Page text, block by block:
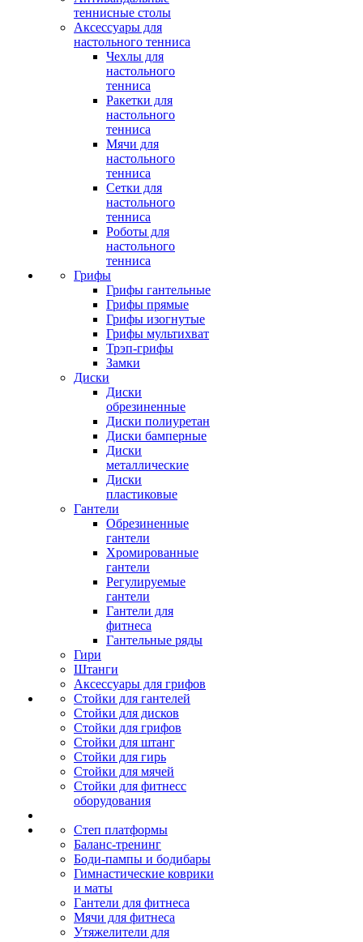
теннисные столы
Аксессуары для
настольного тенниса
Чехлы для
настольного
тенниса
Ракетки для
настольного
тенниса
Мячи для
настольного
тенниса
Сетки для
настольного
тенниса
Роботы для
настольного
тенниса
Грифы
Грифы гантельные
Грифы прямые
Грифы изогнутые
Грифы мультихват
Трэп-грифы
Замки
Диски
Диски
обрезиненные
Диски полиуретан
Диски бамперные
Диски
металлические
Диски
пластиковые
Гантели
Обрезиненные
гантели
Хромированные
гантели
Регулируемые
гантели
Гантели для
фитнеса
Гантельные ряды
Гири
Штанги
Аксессуары для грифов
Стойки для гантелей
Стойки для дисков
Стойки для грифов
Стойки для штанг
Стойки для гирь
Стойки для мячей
Стойки для фитнесс
оборудования
Степ платформы
Баланс-тренинг
Боди-пампы и бодибары
Гимнастические коврики
и маты
Гантели для фитнеса
Мячи для фитнеса
Утяжелители для